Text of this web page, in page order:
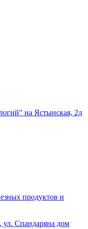
на Ястынская, 2д
продуктов и
Спандаряна дом